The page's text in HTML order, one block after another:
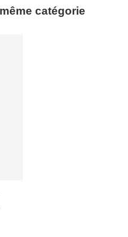
catégorie